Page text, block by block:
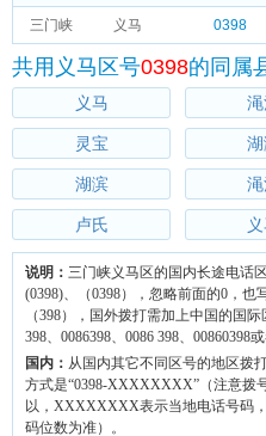
三门峡 义马 0398
共用义马区号0398的同属
义马
灵宝
湖滨
卢氏
说明： 三门峡义马区的国内长途电话
(0398)、（0398），忽略前面的0，也
（398），国外拨打需加上中国的国
398、0086398、0086 398、00860398
国内： 从国内其它不同区号的地区拨
方式是“0398-XXXXXXXX”（注意拨
以，XXXXXXXX表示当地电话号码
码位数为准）。